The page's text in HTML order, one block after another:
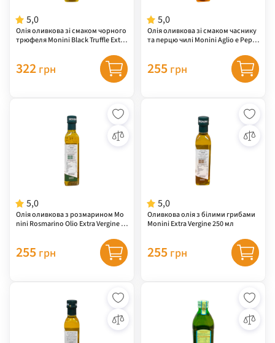
5,0
Олія оливкова зі смаком чорного
трюфеля Monini Black Truffle Extra
322 грн
5,0
Олія оливкова зі смаком часнику
та перцю чилі Monini Aglio e Peper
255 грн
5,0
Олія оливкова з розмарином Mo
nini Rosmarino Olio Extra Vergine di
255 грн
5,0
Оливкова олія з білими грибами
Monini Extra Vergine 250 мл
255 грн